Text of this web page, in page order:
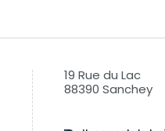
19 Rue du Lac
88390 Sanchey